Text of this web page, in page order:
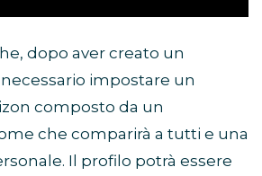
dopo aver creato un
impostare un
composto da un
che comparirà a tutti e una
Il profilo potrà essere